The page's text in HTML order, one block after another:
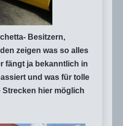
Besitzern,
zeigen was so alles
fängt ja bekanntlich in
und was für tolle
hier möglich